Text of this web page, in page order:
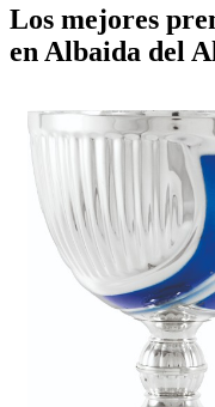
Los mejores
en Albaida del